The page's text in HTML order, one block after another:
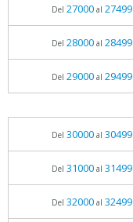
Del 27000al 27499
Del 28000al 28499
Del 29000al 29499
Del 30000al 30499
Del 31000al 31499
Del 32000al 32499